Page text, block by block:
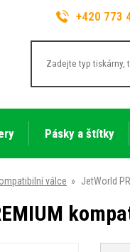
+420 773
Pásky a štítky
válce » JetWorld